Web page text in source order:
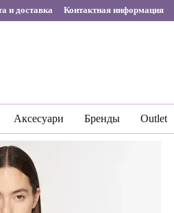
и доставка Контактная информация
Аксесуари Бренды Outlet